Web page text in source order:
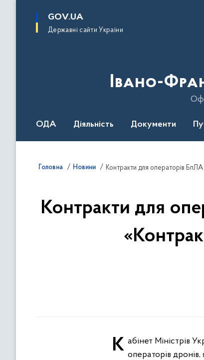
основного
GOV.UA
Державні сайти України
Івано-
ОДА Діяльність Документи
Головна Новини Контракти для операторів БпЛА
Контракти для
Кабінет Міністрів України ухвалив рішення про запуск окремого напрямку програми – контракту для операторів